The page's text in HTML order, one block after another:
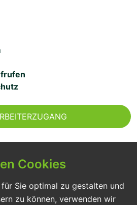
wir für unsere Patient:innen
Versorgung entsprechend
Cookies
Sie optimal zu gestalten und
zu können, verwenden wir